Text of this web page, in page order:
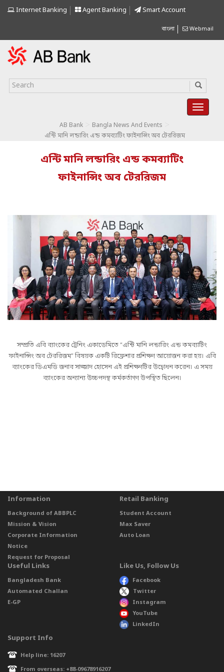
Internet Banking Agent Banking Smart Account
বাংলা Webmail
AB Bank Bangla News And Events
এন্টি মানি লন্ডারিং এন্ড কমব্যাটিং ফাইনান্সিং অব টেররিজম
এন্টি মানি লন্ডারিং এন্ড কমব্যাটিং
ফাইনান্সিং অব টেররিজম
সম্প্রতি এবি ব্যাংকের ট্রেনিং একাডেমিতে “এন্টি মানি লন্ডারিং এন্ড কমব্যাটিং
ফাইনান্সিং অব টেররিজম” বিষয়ক একটি রিফ্রেশার প্রশিক্ষণ আয়োজন করা হয়। এবি
ব্যাংকের ডিএমডি জনাব সাজ্জাদ হোসেন এই প্রশিক্ষণটির উদ্বোধন করেন। এ সময়
ব্যাংকের অন্যান্য উচ্চপদস্থ কর্মকর্তাগণ উপস্থিত ছিলেন।
Information
Background of ABBPLC
Mission & Vision
Corporate Information
Notice
Request for Proposal
Retail Banking
Student Account
Max Saver
Auto Loan
Useful Links
Bangladesh Bank
Automated Challan
E-GP
Like Us, Follow Us
Facebook
Twitter
Instagram
YouTube
LinkedIn
Support Info
Help line: 16207
From overseas: +88-09678916207